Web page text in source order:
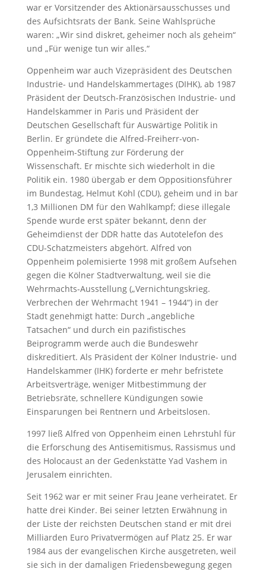
war er Vorsitzender des Aktionärsausschusses und
des Aufsichtsrats der Bank. Seine Wahlsprüche
waren: „Wir sind diskret, geheimer noch als geheim“
und „Für wenige tun wir alles.“
Oppenheim war auch Vizepräsident des Deutschen
Industrie- und Handelskammertages (DIHK), ab 1987
Präsident der Deutsch-Französischen Industrie- und
Handelskammer in Paris und Präsident der
Deutschen Gesellschaft für Auswärtige Politik in
Berlin. Er gründete die Alfred-Freiherr-von-
Oppenheim-Stiftung zur Förderung der
Wissenschaft. Er mischte sich wiederholt in die
Politik ein. 1980 übergab er dem Oppositionsführer
im Bundestag, Helmut Kohl (CDU), geheim und in bar
1,3 Millionen DM für den Wahlkampf; diese illegale
Spende wurde erst später bekannt, denn der
Geheimdienst der DDR hatte das Autotelefon des
CDU-Schatzmeisters abgehört. Alfred von
Oppenheim polemisierte 1998 mit großem Aufsehen
gegen die Kölner Stadtverwaltung, weil sie die
Wehrmachts-Ausstellung („Vernichtungskrieg.
Verbrechen der Wehrmacht 1941 – 1944“) in der
Stadt genehmigt hatte: Durch „angebliche
Tatsachen“ und durch ein pazifistisches
Beiprogramm werde auch die Bundeswehr
diskreditiert. Als Präsident der Kölner Industrie- und
Handelskammer (IHK) forderte er mehr befristete
Arbeitsverträge, weniger Mitbestimmung der
Betriebsräte, schnellere Kündigungen sowie
Einsparungen bei Rentnern und Arbeitslosen.
1997 ließ Alfred von Oppenheim einen Lehrstuhl für
die Erforschung des Antisemitismus, Rassismus und
des Holocaust an der Gedenkstätte Yad Vashem in
Jerusalem einrichten.
Seit 1962 war er mit seiner Frau Jeane verheiratet. Er
hatte drei Kinder. Bei seiner letzten Erwähnung in
der Liste der reichsten Deutschen stand er mit drei
Milliarden Euro Privatvermögen auf Platz 25. Er war
1984 aus der evangelischen Kirche ausgetreten, weil
sie sich in der damaligen Friedensbewegung gegen